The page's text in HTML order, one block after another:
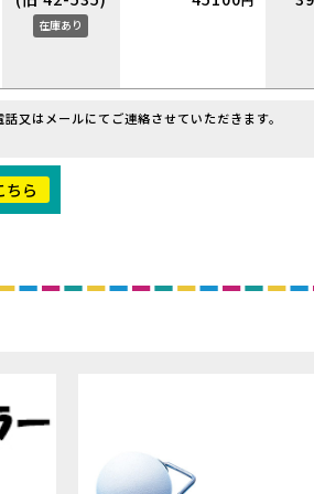
在庫あり
又はメールにてご連絡させていただきます。
ちら